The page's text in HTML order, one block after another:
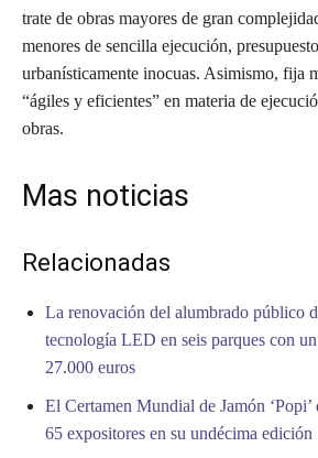
trate de obras mayores de gran
menores de sencilla ejecución,
urbanísticamente inocuas. Asimismo, fija
“ágiles y eficientes” en materia de
obras.
Mas noticias
Relacionadas
La renovación del alumbrado público
tecnología LED en seis parques con
27.000 euros
El Certamen Mundial de Jamón ‘Popi’
65 expositores en su undécima edición